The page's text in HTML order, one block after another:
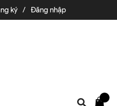
ký / Đăng nhập